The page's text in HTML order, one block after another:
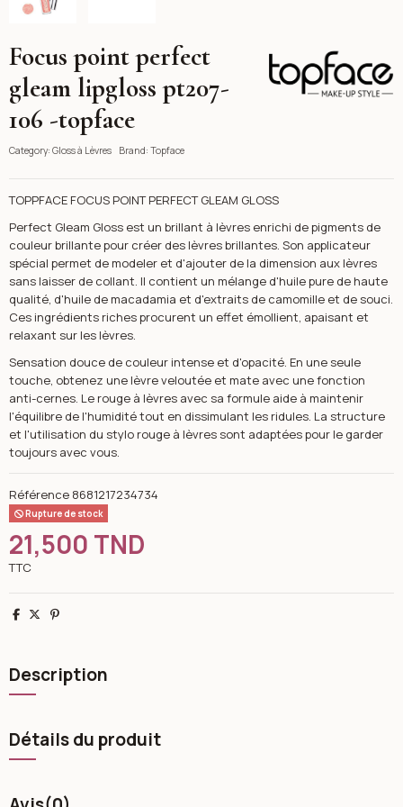
Focus point perfect
gleam lipgloss pt207-
106 -topface
Category: Gloss à Lèvres Brand: Topface
TOPPFACE FOCUS POINT PERFECT GLEAM GLOSS
Perfect Gleam Gloss est un brillant à lèvres enrichi de pigments de
couleur brillante pour créer des lèvres brillantes. Son applicateur
spécial permet de modeler et d'ajouter de la dimension aux lèvres
sans laisser de collant. Il contient un mélange d'huile pure de haute
qualité, d'huile de macadamia et d'extraits de camomille et de souci.
Ces ingrédients riches procurent un effet émollient, apaisant et
relaxant sur les lèvres.
Sensation douce de couleur intense et d'opacité. En une seule
touche, obtenez une lèvre veloutée et mate avec une fonction
anti-cernes. Le rouge à lèvres avec sa formule aide à maintenir
l'équilibre de l'humidité tout en dissimulant les ridules. La structure
et l'utilisation du stylo rouge à lèvres sont adaptées pour le garder
toujours avec vous.
Référence 8681217234734
Rupture de stock
21,500 TND
TTC
Partager
TweetPinterest
Description
Détails du produit